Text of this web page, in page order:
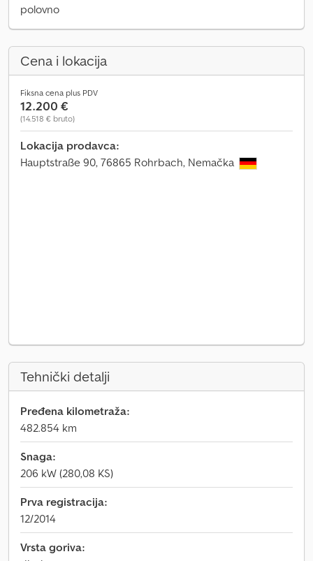
polovno
Cena i lokacija
Fiksna cena plus PDV
12.200 €
(14.518 € bruto)
Lokacija prodavca:
Hauptstraße 90, 76865 Rohrbach, Nemačka
Tehnički detalji
Pređena kilometraža:
482.854 km
Snaga:
206 kW (280,08 KS)
Prva registracija:
12/2014
Vrsta goriva: